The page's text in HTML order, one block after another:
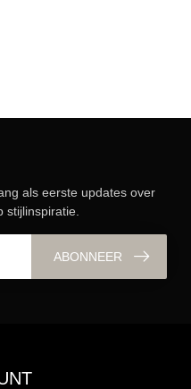
als eerste updates over
stijlinspiratie.
ABONNEER